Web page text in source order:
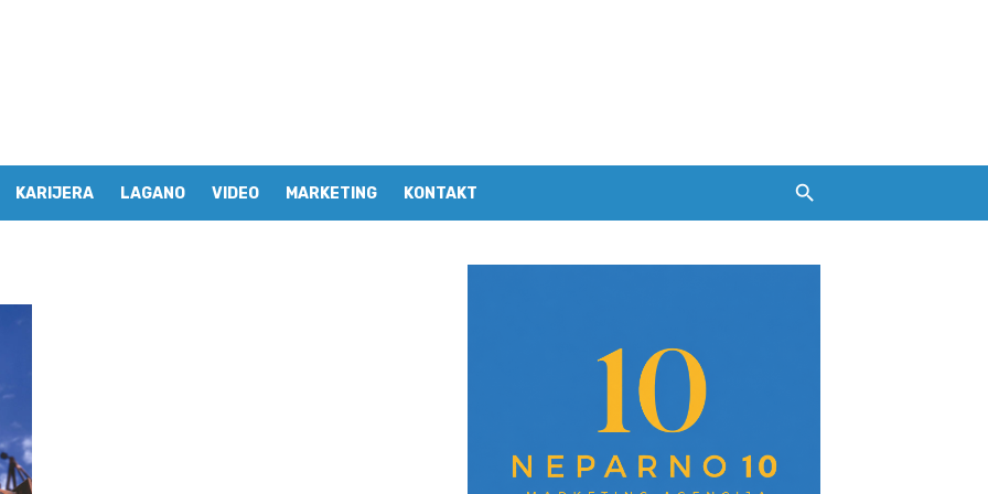
KARIJERA LAGANO VIDEO MARKETING KONTAKT